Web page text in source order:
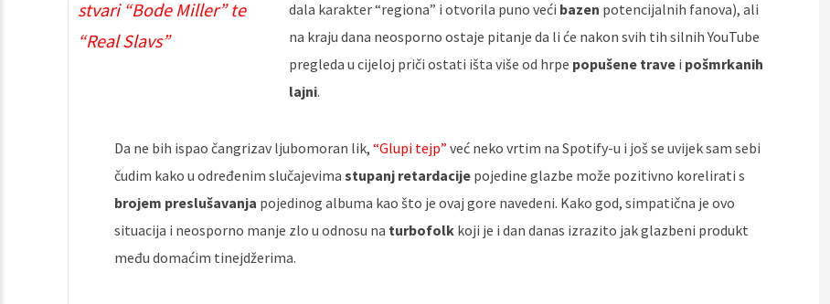
stvari “Bode Miller” te
“Real Slavs”
dala karakter “regiona” i otvorila puno veći bazen potencijalnih fanova), ali
na kraju dana neosporno ostaje pitanje da li će nakon svih tih silnih YouTube
pregleda u cijeloj priči ostati išta više od hrpe popušene travei pošmrkanih
lajni.
Da ne bih ispao čangrizav ljubomoran lik, “Glupi tejp” već neko vrtim na Spotify-u i još se uvijek sam sebi
čudim kako u određenim slučajevima stupanj retardacije pojedine glazbe može pozitivno korelirati s
brojem preslušavanja pojedinog albuma kao što je ovaj gore navedeni. Kako god, simpatična je ovo
situacija i neosporno manje zlo u odnosu na turbofolk koji je i dan danas izrazito jak glazbeni produkt
među domaćim tinejdžerima.